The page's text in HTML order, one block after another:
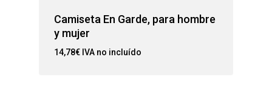
Camiseta En Garde, para hombre
y mujer
14,78€ IVA no incluído